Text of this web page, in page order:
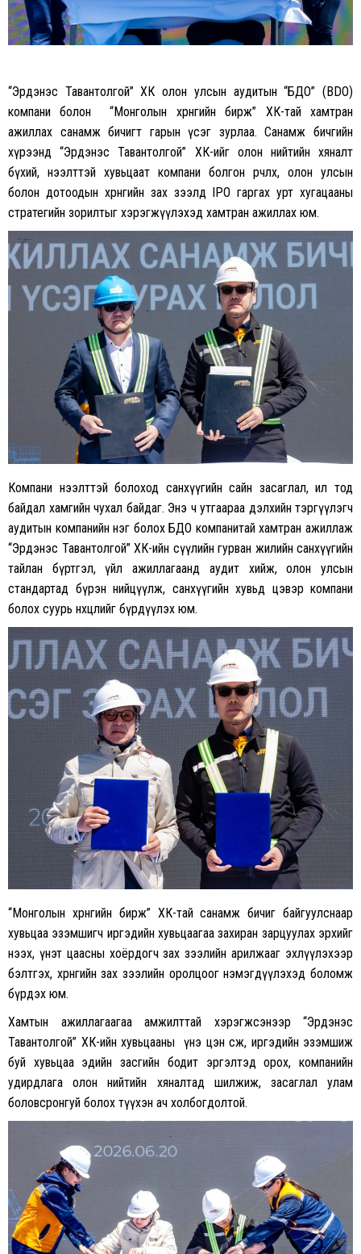
“Эрдэнэс Тавантолгой” ХК олон улсын аудитын “БДО” (BDO)
компани болон “Монголын хөрөнгийн бирж” ХК-тай хамтран
ажиллах санамж бичигт гарын үсэг зурлаа. Санамж бичгийн
хүрээнд “Эрдэнэс Тавантолгой” ХК-ийг олон нийтийн хяналт
бүхий, нээлттэй хувьцаат компани болгон өөрчлөх, олон улсын
болон дотоодын хөрөнгийн зах зээлд IPO гаргах урт хугацааны
стратегийн зорилтыг хэрэгжүүлэхэд хамтран ажиллах юм.
Компани нээлттэй болоход санхүүгийн сайн засаглал, ил тод
байдал хамгийн чухал байдаг. Энэ ч утгаараа дэлхийн тэргүүлэгч
аудитын компанийн нэг болох БДО компанитай хамтран ажиллаж
“Эрдэнэс Тавантолгой” ХК-ийн сүүлийн гурван жилийн санхүүгийн
тайлан бүртгэл, үйл ажиллагаанд аудит хийж, олон улсын
стандартад бүрэн нийцүүлж, санхүүгийн хувьд цэвэр компани
болох суурь нөхцөлийг бүрдүүлэх юм.
“Монголын хөрөнгийн бирж” ХК-тай санамж бичиг байгуулснаар
хувьцаа эзэмшигч иргэдийн хувьцаагаа захиран зарцуулах эрхийг
нээх, үнэт цаасны хоёрдогч зах зээлийн арилжааг эхлүүлэхээр
бэлтгэх, хөрөнгийн зах зээлийн оролцоог нэмэгдүүлэхэд боломж
бүрдэх юм.
Хамтын ажиллагаагаа амжилттай хэрэгжсэнээр “Эрдэнэс
Тавантолгой” ХК-ийн хувьцааны үнэ цэн өсөж, иргэдийн эзэмшиж
буй хувьцаа эдийн засгийн бодит эргэлтэд орох, компанийн
удирдлага олон нийтийн хяналтад шилжиж, засаглал улам
боловсронгуй болох түүхэн ач холбогдолтой.